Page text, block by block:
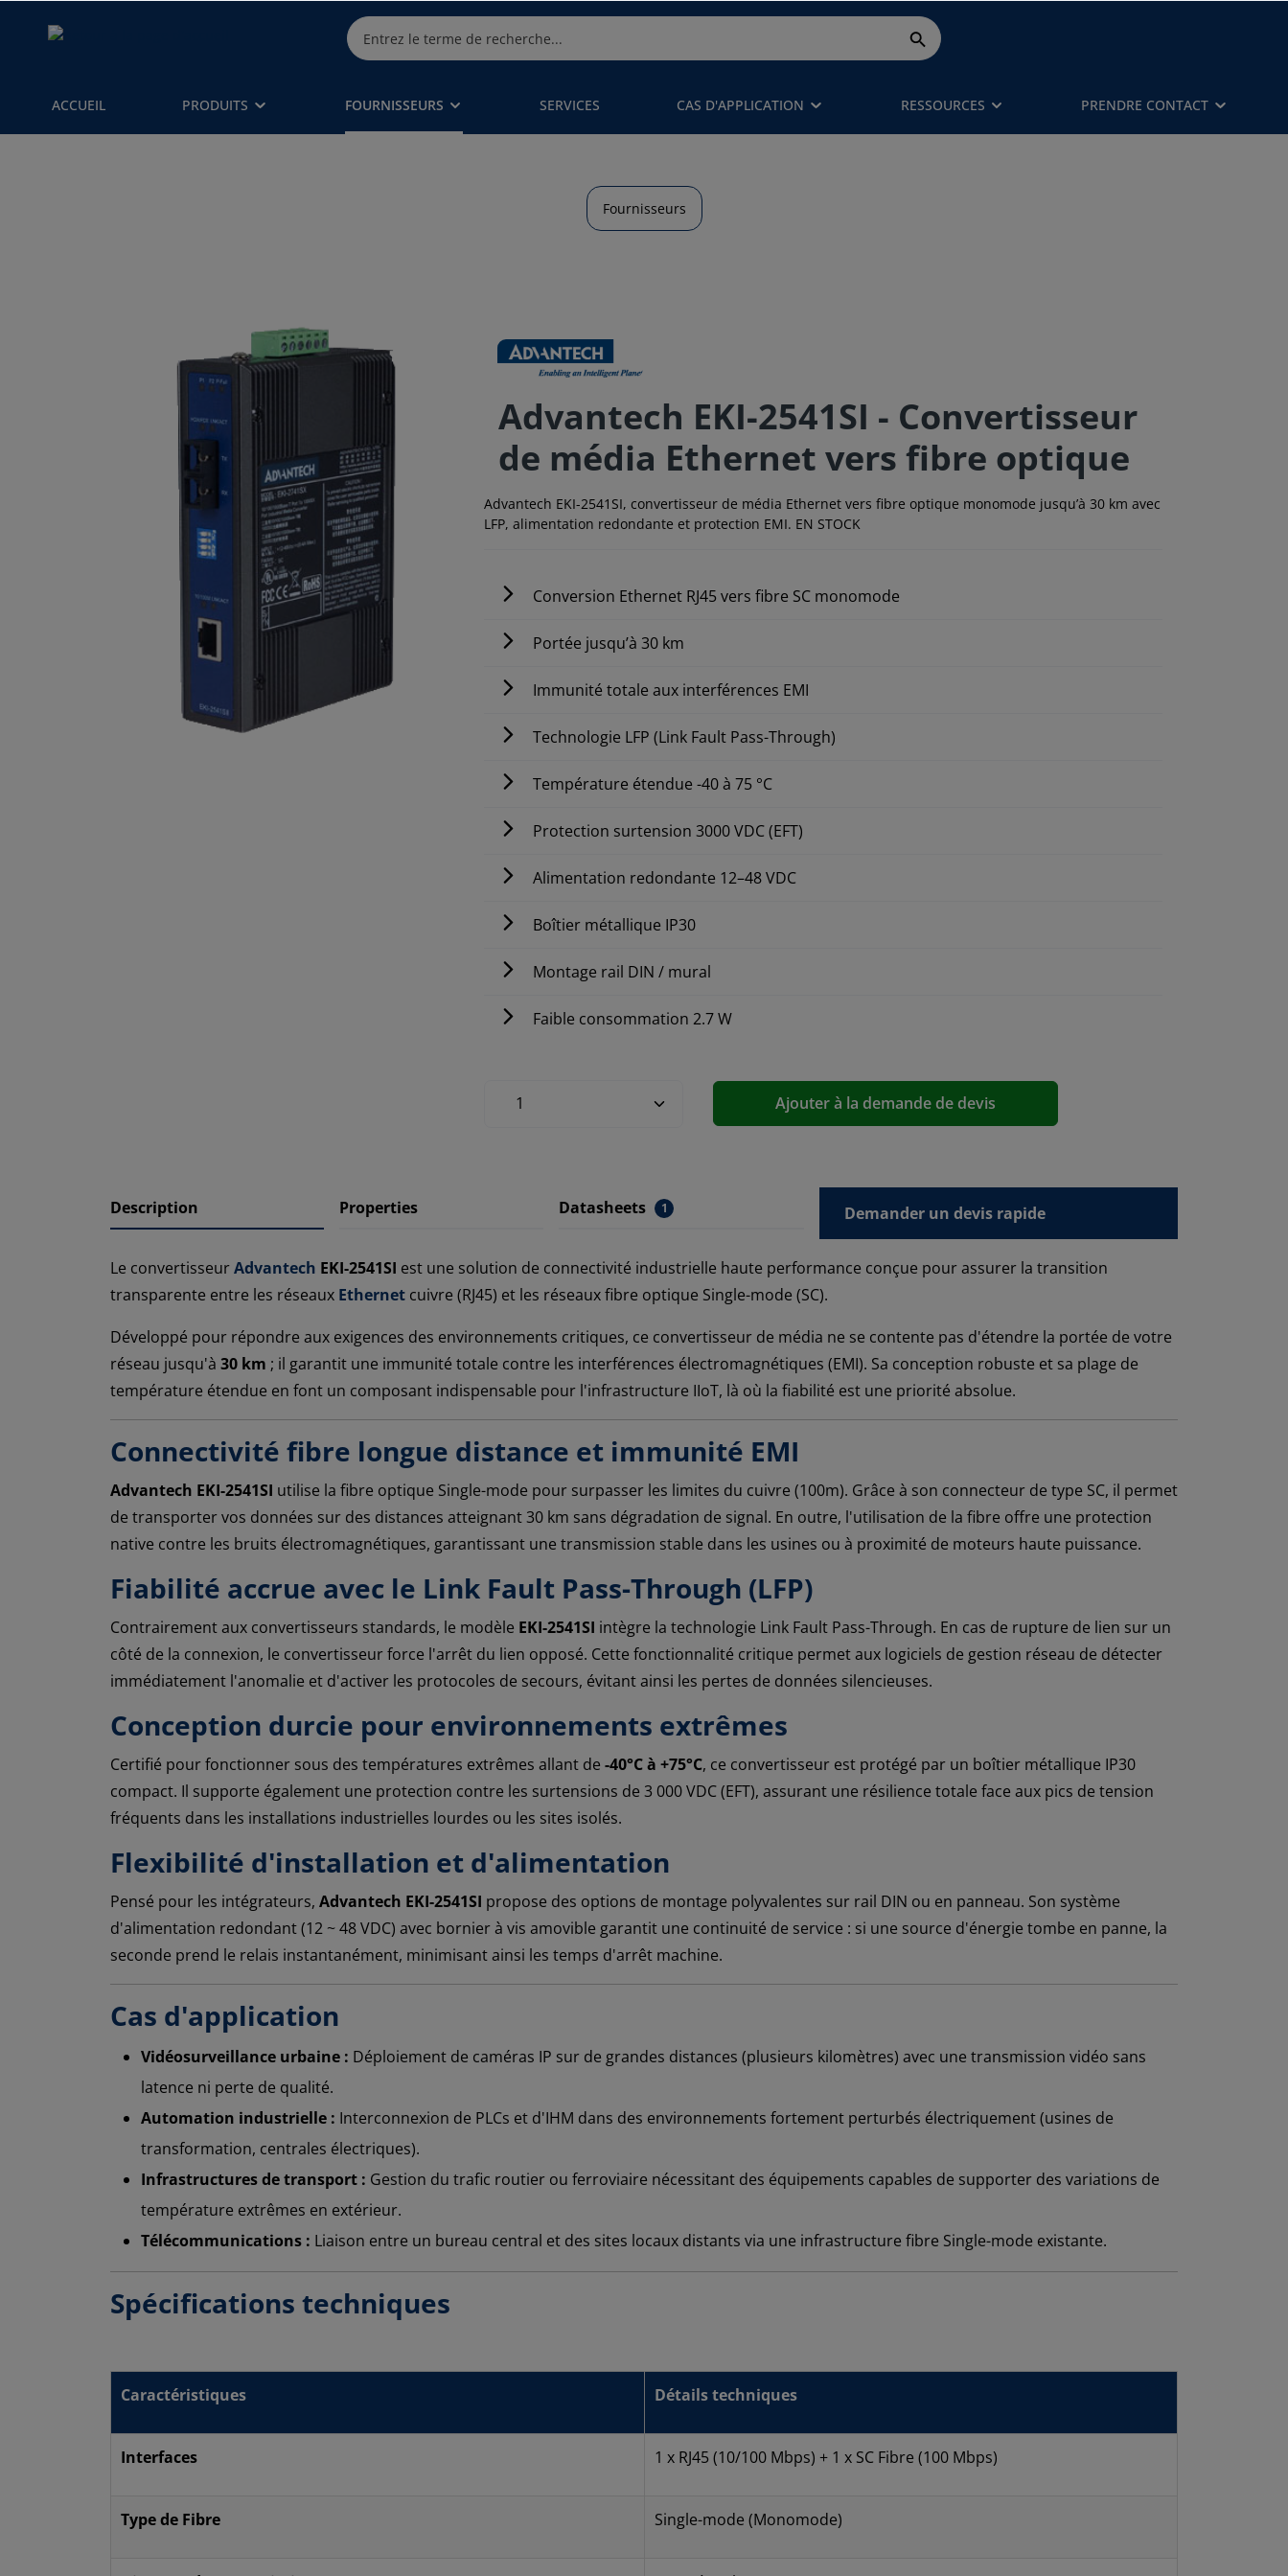
ACCUEIL PRODUITS FOURNISSEURS SERVICES CAS D'APPLICATION RESSOURCES PRENDRE CONTACT
Fournisseurs
Advantech EKI-2541SI - Convertisseur
de média Ethernet vers fibre optique
Advantech EKI-2541SI, convertisseur de média Ethernet vers fibre optique monomode jusqu’à 30 km avec
LFP, alimentation redondante et protection EMI. EN STOCK
Conversion Ethernet RJ45 vers fibre SC monomode
Portée jusqu’à 30 km
Immunité totale aux interférences EMI
Technologie LFP (Link Fault Pass-Through)
Température étendue -40 à 75 °C
Protection surtension 3000 VDC (EFT)
Alimentation redondante 12–48 VDC
Boîtier métallique IP30
Montage rail DIN / mural
Faible consommation 2.7 W
Ajouter à la demande de devis
Description Properties Datasheets 1 Demander un devis rapide
Le convertisseurAdvantech EKI-2541SI est une solution de connectivité industrielle haute performance conçue pour assurer la transition
transparente entre les réseaux Ethernet cuivre (RJ45) et les réseaux fibre optique Single-mode (SC).
Développé pour répondre aux exigences des environnements critiques, ce convertisseur de média ne se contente pas d'étendre la portée de votre
réseau jusqu'à 30 km ; il garantit une immunité totale contre les interférences électromagnétiques (EMI). Sa conception robuste et sa plage de
température étendue en font un composant indispensable pour l'infrastructure IIoT, là où la fiabilité est une priorité absolue.
Connectivité fibre longue distance et immunité EMI
Advantech EKI-2541SI utilise la fibre optique Single-mode pour surpasser les limites du cuivre (100m). Grâce à son connecteur de type SC, il permet
de transporter vos données sur des distances atteignant 30 km sans dégradation de signal. En outre, l'utilisation de la fibre offre une protection
native contre les bruits électromagnétiques, garantissant une transmission stable dans les usines ou à proximité de moteurs haute puissance.
Fiabilité accrue avec le Link Fault Pass-Through (LFP)
Contrairement aux convertisseurs standards, le modèle EKI-2541SI intègre la technologie Link Fault Pass-Through. En cas de rupture de lien sur un
côté de la connexion, le convertisseur force l'arrêt du lien opposé. Cette fonctionnalité critique permet aux logiciels de gestion réseau de détecter
immédiatement l'anomalie et d'activer les protocoles de secours, évitant ainsi les pertes de données silencieuses.
Conception durcie pour environnements extrêmes
Certifié pour fonctionner sous des températures extrêmes allant de -40°C à +75°C, ce convertisseur est protégé par un boîtier métallique IP30
compact. Il supporte également une protection contre les surtensions de 3 000 VDC (EFT), assurant une résilience totale face aux pics de tension
fréquents dans les installations industrielles lourdes ou les sites isolés.
Flexibilité d'installation et d'alimentation
Pensé pour les intégrateurs, Advantech EKI-2541SI propose des options de montage polyvalentes sur rail DIN ou en panneau. Son système
d'alimentation redondant (12 ~ 48 VDC) avec bornier à vis amovible garantit une continuité de service : si une source d'énergie tombe en panne, la
seconde prend le relais instantanément, minimisant ainsi les temps d'arrêt machine.
Cas d'application
Vidéosurveillance urbaine : Déploiement de caméras IP sur de grandes distances (plusieurs kilomètres) avec une transmission vidéo sans
latence ni perte de qualité.
Automation industrielle : Interconnexion de PLCs et d'IHM dans des environnements fortement perturbés électriquement (usines de
transformation, centrales électriques).
Infrastructures de transport : Gestion du trafic routier ou ferroviaire nécessitant des équipements capables de supporter des variations de
température extrêmes en extérieur.
Télécommunications : Liaison entre un bureau central et des sites locaux distants via une infrastructure fibre Single-mode existante.
Spécifications techniques
Caractéristiques Détails techniques
Interfaces 1 x RJ45 (10/100 Mbps) + 1 x SC Fibre (100 Mbps)
Type de Fibre Single-mode (Monomode)